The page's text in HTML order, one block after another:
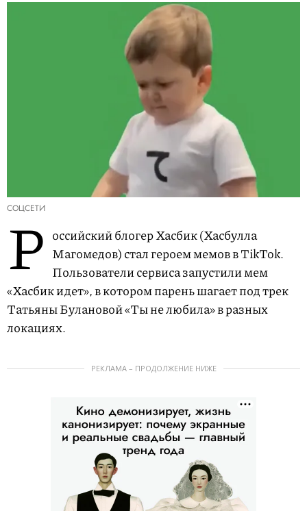
СОЦСЕТИ
Р оссийский блогер Хасбик (Хасбулла
Магомедов) стал героем мемов в TikTok.
Пользователи сервиса запустили мем
«Хасбик идет», в котором парень шагает под трек
Татьяны Булановой «Ты не любила» в разных
локациях.
РЕКЛАМА – ПРОДОЛЖЕНИЕ НИЖЕ